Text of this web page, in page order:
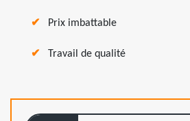
Prix imbattable
Travail de qualité